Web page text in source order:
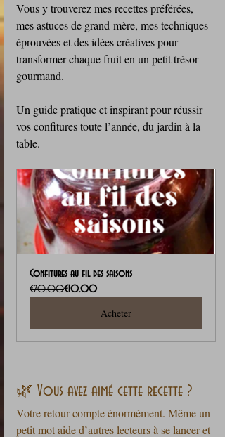
Vous y trouverez mes recettes préférées,
mes astuces de grand‑mère, mes techniques
éprouvées et des idées créatives pour
transformer chaque fruit en un petit trésor
gourmand.
Un guide pratique et inspirant pour réussir
vos confitures toute l’année, du jardin à la
table.
Confitures au fil des saisons
€20.00€10.00
Acheter
🌿 Vous avez aimé cette recette ?
Votre retour compte énormément. Même un
petit mot aide d’autres lecteurs à se lancer et